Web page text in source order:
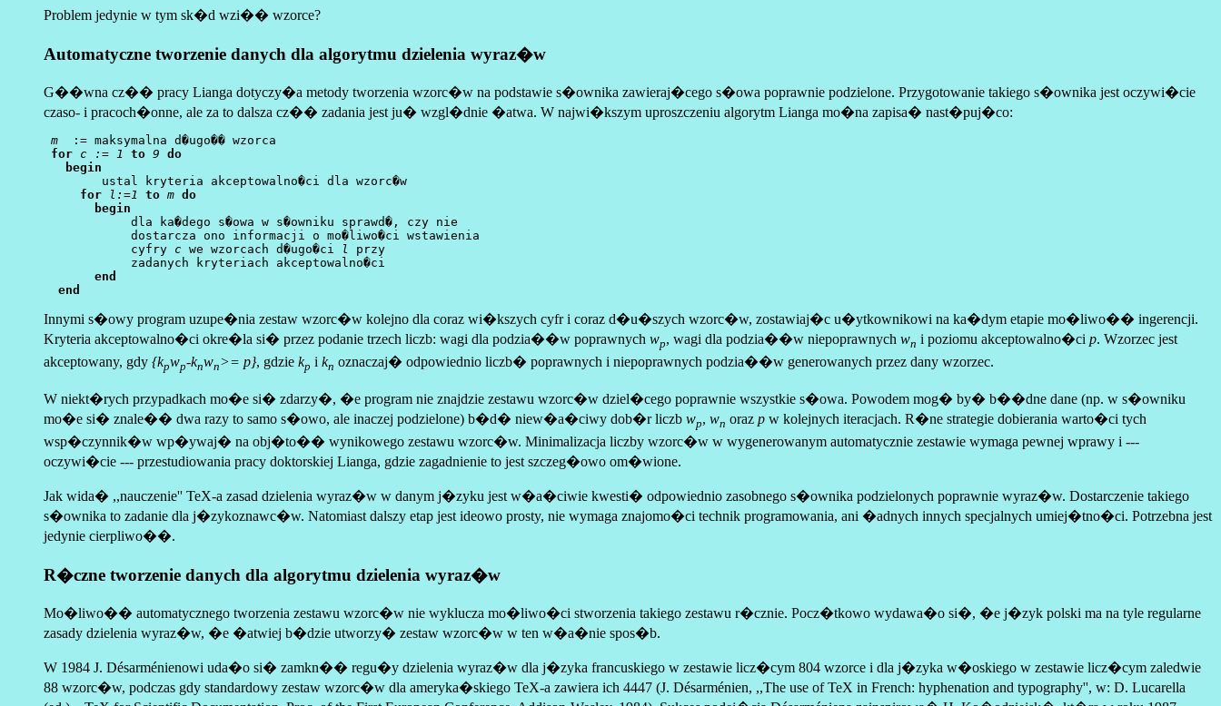
Problem jedynie w tym sk�d wzi�� wzorce?
Automatyczne tworzenie danych dla algorytmu dzielenia wyraz�w
G��wna cz�� pracy Lianga dotyczy�a metody tworzenia wzorc�w na podstawie s�ownika zawieraj�cego s�owa poprawnie podzielone. Przygotowanie takiego s�ownika jest oczywi�cie
czaso- i pracoch�onne, ale za to dalsza cz�� zadania jest ju� wzgl�dnie �atwa. W najwi�kszym uproszczeniu algorytm Lianga mo�na zapisa� nast�puj�co:
m
:= maksymalna d�ugo�� wzorca
for c := 1 to 9 do
begin
        ustal kryteria akceptowalno�ci dla wzorc�w
for
l:=1 to m do
begin
            dla ka�dego s�owa w s�owniku sprawd�, czy nie
	    cyfry
c we wzorcach d�ugo�ci l
przy
end
end
Innymi s�owy program uzupe�nia zestaw wzorc�w kolejno dla coraz wi�kszych cyfr i coraz d�u�szych wzorc�w, zostawiaj�c u�ytkownikowi na ka�dym etapie mo�liwo�� ingerencji.
Kryteria akceptowalno�ci okre�la si� przez podanie trzech liczb: wagi dla podzia��w poprawnych wp, wagi dla podzia��w niepoprawnych wn i poziomu akceptowalno�ci p. Wzorzec jest
akceptowany, gdy {kpwp-knwn>= p}, gdzie kp i kn oznaczaj� odpowiednio liczb� poprawnych i niepoprawnych podzia��w generowanych przez dany wzorzec.
W niekt�rych przypadkach mo�e si� zdarzy�, �e program nie znajdzie zestawu wzorc�w dziel�cego poprawnie wszystkie s�owa. Powodem mog� by� b��dne dane (np. w s�owniku
mo�e si� znale�� dwa razy to samo s�owo, ale inaczej podzielone) b�d� niew�a�ciwy dob�r liczb wp, wn oraz p w kolejnych iteracjach. R�ne strategie dobierania warto�ci tych
wsp�czynnik�w wp�ywaj� na obj�to�� wynikowego zestawu wzorc�w. Minimalizacja liczby wzorc�w w wygenerowanym automatycznie zestawie wymaga pewnej wprawy i ---
oczywi�cie --- przestudiowania pracy doktorskiej Lianga, gdzie zagadnienie to jest szczeg�owo om�wione.
Jak wida� ,,nauczenie'' TeX-a zasad dzielenia wyraz�w w danym j�zyku jest w�a�ciwie kwesti� odpowiednio zasobnego s�ownika podzielonych poprawnie wyraz�w. Dostarczenie takiego
s�ownika to zadanie dla j�zykoznawc�w. Natomiast dalszy etap jest ideowo prosty, nie wymaga znajomo�ci technik programowania, ani �adnych innych specjalnych umiej�tno�ci. Potrzebna jest
jedynie cierpliwo��.
R�czne tworzenie danych dla algorytmu dzielenia wyraz�w
Mo�liwo�� automatycznego tworzenia zestawu wzorc�w nie wyklucza mo�liwo�ci stworzenia takiego zestawu r�cznie. Pocz�tkowo wydawa�o si�, �e j�zyk polski ma na tyle regularne
zasady dzielenia wyraz�w, �e �atwiej b�dzie utworzy� zestaw wzorc�w w ten w�a�nie spos�b.
W 1984 J. Désarménienowi uda�o si� zamkn�� regu�y dzielenia wyraz�w dla j�zyka francuskiego w zestawie licz�cym 804 wzorce i dla j�zyka w�oskiego w zestawie licz�cym zaledwie
88 wzorc�w, podczas gdy standardowy zestaw wzorc�w dla ameryka�skiego TeX-a zawiera ich 4447 (J. Désarménien, ,,The use of TeX in French: hyphenation and typography'', w: D. Lucarella